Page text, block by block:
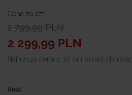
Cena za szt
2 799,99 PLN
2 299,99 PLN
Najniższa cena z 30 dni przed obniżką:
Ilość